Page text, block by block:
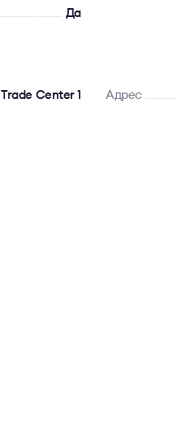
Да
Trade Center 1 Адрес